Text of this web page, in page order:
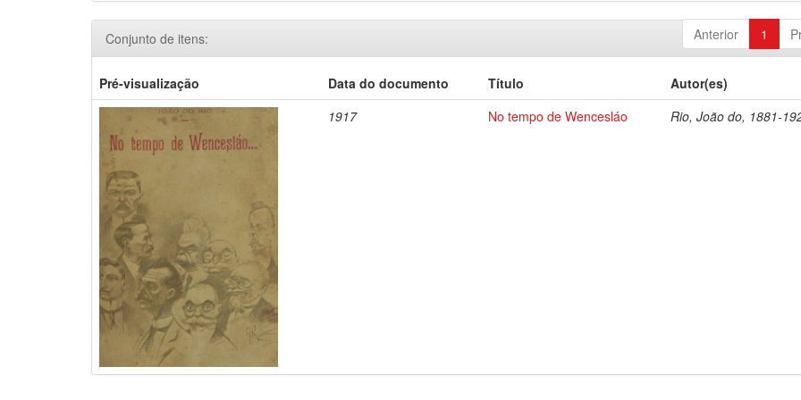
Anterior 1
Conjunto de itens:
Pré-visualização Data do documento Título
Autor(es)
1917
No tempo de Wencesláo Rio, João do, 1881-